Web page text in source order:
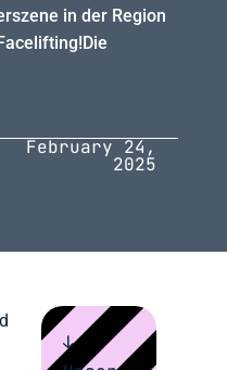
in der Region
February 24,
2025
↓